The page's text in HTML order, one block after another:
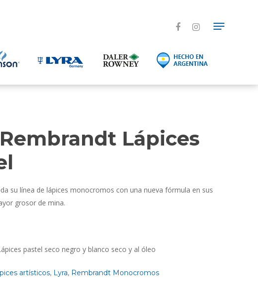
Lápices
su línea de lápices monocromos con una nueva fórmula en sus
grosor de mina.
pastel seco negro y blanco seco y al óleo
artísticos, Lyra, Rembrandt Monocromos